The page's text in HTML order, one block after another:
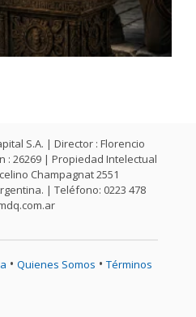
S.A. | Director : Florencio
: 26269 | Propiedad Intelectual
Champagnat 2551
| Teléfono: 0223 478
• Quienes Somos • Términos